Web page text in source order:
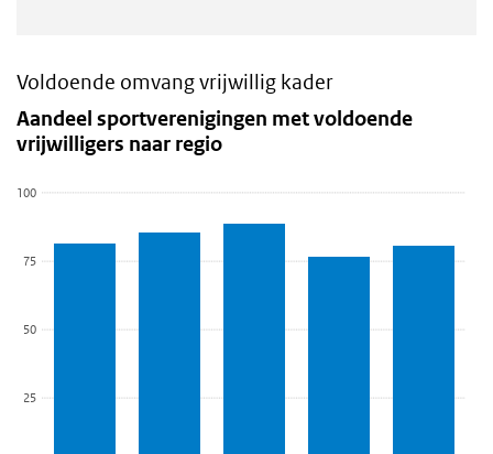
Voldoende omvang vrijwillig kader
Sla de grafiek 'Aandeel sportverenigingen met voldoende
Aandeel sportverenigingen met voldoende
Staaf grafiek met 5 staven.
De grafiek heeft 1 Y-as die values weergeeft.
Aandeel sportverenigingen met voldoende
vrijwilligers naar regio
25
50
75
100